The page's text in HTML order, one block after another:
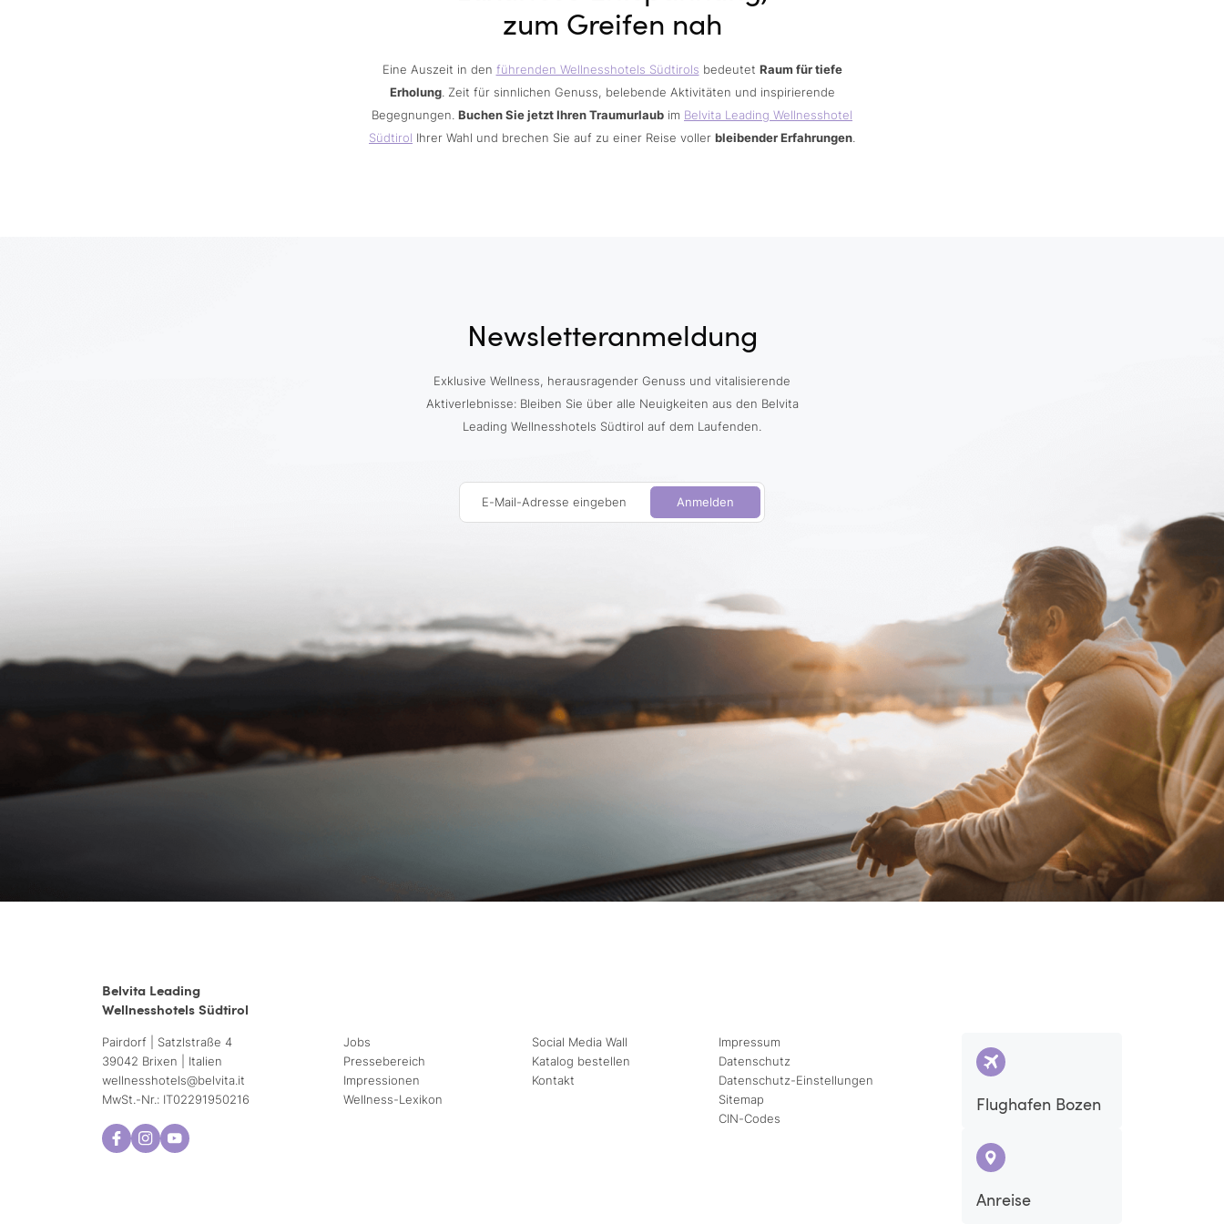
zum Greifen nah
Eine Auszeit in den führenden Wellnesshotels Südtirols bedeutet Raum für tiefe
Erholung. Zeit für sinnlichen Genuss, belebende Aktivitäten und inspirierende
Begegnungen. Buchen Sie jetzt Ihren Traumurlaub im Belvita Leading Wellnesshotel
Südtirol Ihrer Wahl und brechen Sie auf zu einer Reise voller bleibender Erfahrungen.
Newsletteranmeldung
Exklusive Wellness, herausragender Genuss und vitalisierende
Aktiverlebnisse: Bleiben Sie über alle Neuigkeiten aus den Belvita
Leading Wellnesshotels Südtirol auf dem Laufenden.
E-Mail-Adresse eingeben Anmelden
Belvita Leading
Wellnesshotels Südtirol
Pairdorf | Satzlstraße 4
39042 Brixen | Italien
wellnesshotels@belvita.it
MwSt.-Nr.: IT02291950216
Jobs
Pressebereich
Impressionen
Wellness-Lexikon
Social Media Wall
Katalog bestellen
Kontakt
Impressum
Datenschutz
Datenschutz-Einstellungen
Sitemap
CIN-Codes
Flughafen Bozen
Anreise